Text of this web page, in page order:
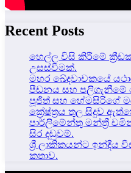
Recent Posts
හෙල්ල විසි කිරීමේ
උසස්වීමක්.
මහර ඛේදවාචකයේ
පීඩනය සහ පලිගැනීමේ
පූජිත් සහ හේමසිරිගේ
ක්‍රේෂ්ත්‍රය තුල සිදුව
පාර්ලිමේන්තු මන්ත්‍රී
සිර දඬුවම්.
ශ්‍රී ලාකිකයන්ට ඉන්දීය
කතාව.